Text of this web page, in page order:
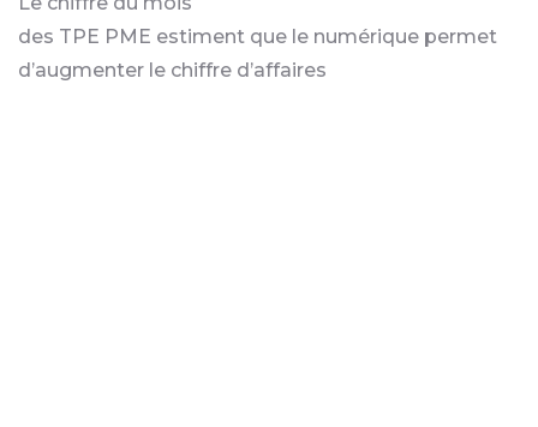
des TPE PME estiment que le numérique permet
d’augmenter le chiffre d’affaires